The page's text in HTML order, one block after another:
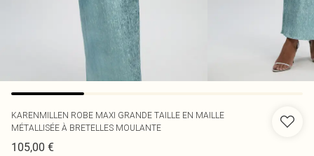
KARENMILLEN ROBE MAXI GRANDE TAILLE EN MAILLE
MÉTALLISÉE À BRETELLES MOULANTE
105,00 €